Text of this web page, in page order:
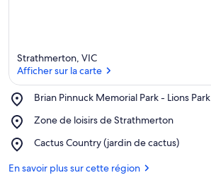
Strathmerton, VIC
Afficher sur la carte
Brian Pinnuck Memorial Park - Lions Park
Place,
Pinnuck
Park
Lions
Zone de loisirs de Strathmerton
Place,
de
de
Cactus Country (jardin de cactus)
Place,
Country
En savoir plus sur cette région